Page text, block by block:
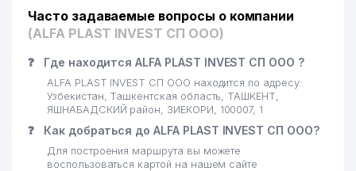
21
ИЗУМРУДНЫЙ РЕСТОРАН
23
КОНСУЛЬТАТИВНАЯ
КЛИНИКЕ ТАШКЕНТСКОЙ
МЕДИЦИНСКОЙ АКАДЕМИИ
741 м
Часто задаваемые вопросы о компании
(ALFA PLAST INVEST СП ООО)
❓ Где находится ALFA PLAST INVEST СП ООО ?
ALFA PLAST INVEST СП ООО находится по адресу:
Узбекистан, Ташкентская область, ТАШКЕНТ,
ЯШНАБАДСКИЙ район, ЗИЕКОРИ, 100007, 1
❓ Как добраться до ALFA PLAST INVEST СП ООО?
Для построения маршрута вы можете
воспользоваться картой на нашем сайте